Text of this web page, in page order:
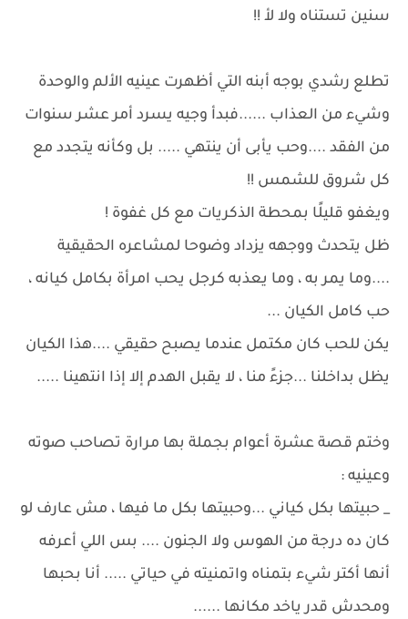
سنين تستناه ولا لأ !!
تطلع رشدي بوجه أبنه التي أظهرت عينيه الألم والوحدة
وشيء من العذاب ......فبدأ وجيه يسرد أمر عشر سنوات
من الفقد ....وحب يأبى أن ينتهي ..... بل وكأنه يتجدد مع
كل شروق للشمس !!
ويغفو قليلًا بمحطة الذكريات مع كل غفوة !
ظل يتحدث ووجهه يزداد وضوحا لمشاعره الحقيقية
....وما يمر به ، وما يعذبه كرجل يحب امرأة بكامل كيانه ،
حب كامل الكيان ...
يكن للحب كان مكتمل عندما يصبح حقيقي ....هذا الكيان
يظل بداخلنا ...جزءً منا ، لا يقبل الهدم إلا إذا انتهينا .....
وختم قصة عشرة أعوام بجملة بها مرارة تصاحب صوته
وعينيه :
_ حبيتها بكل كياني ...وحبيتها بكل ما فيها ، مش عارف لو
كان ده درجة من الهوس ولا الجنون .... بس اللي أعرفه
أنها أكتر شيء بتمناه واتمنيته في حياتي ..... أنا بحبها
ومحدش قدر ياخد مكانها ......